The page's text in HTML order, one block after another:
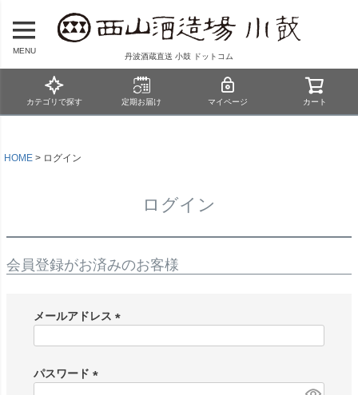
MENU
丹波酒蔵直送 小鼓 ドットコム
カテゴリで探す 定期お届け マイページ カート
HOME ログイン
ログイン
会員登録がお済みのお客様
メールアドレス
)
パスワード